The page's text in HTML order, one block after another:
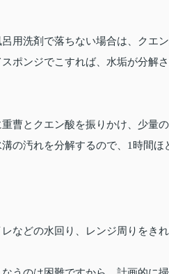
用洗剤で落ちない場合は、クエ
ポンジでこすれば、水垢が分解
曹とクエン酸を振りかけ、少量の
の汚れを分解するので、1時間ほ
などの水回り、レンジ周りをき